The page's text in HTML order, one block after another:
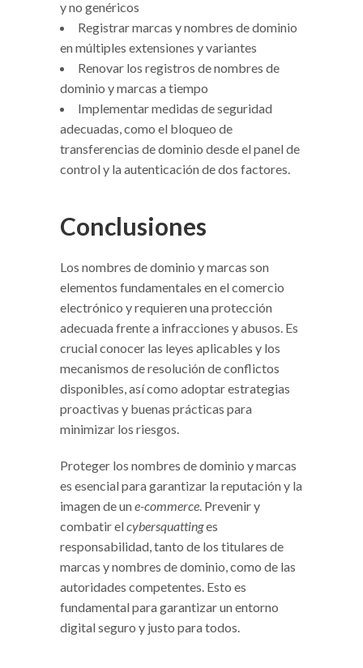
y no genéricos
Registrar marcas y nombres de dominio
en múltiples extensiones y variantes
Renovar los registros de nombres de
dominio y marcas a tiempo
Implementar medidas de seguridad
adecuadas, como el bloqueo de
transferencias de dominio desde el panel de
control y la autenticación de dos factores.
Conclusiones
Los nombres de dominio y marcas son
elementos fundamentales en el comercio
electrónico y requieren una protección
adecuada frente a infracciones y abusos. Es
crucial conocer las leyes aplicables y los
mecanismos de resolución de conflictos
disponibles, así como adoptar estrategias
proactivas y buenas prácticas para
minimizar los riesgos.
Proteger los nombres de dominio y marcas
es esencial para garantizar la reputación y la
imagen de une-commerce. Prevenir y
combatir elcybersquattinges
responsabilidad, tanto de los titulares de
marcas y nombres de dominio, como de las
autoridades competentes. Esto es
fundamental para garantizar un entorno
digital seguro y justo para todos.